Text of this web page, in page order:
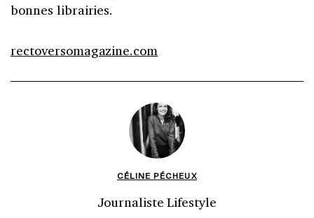
bonnes librairies.
rectoversomagazine.com
CÉLINE PÉCHEUX
Journaliste Lifestyle